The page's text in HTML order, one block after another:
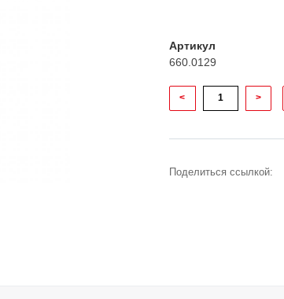
Артикул
660.0129
< >
Поделиться ссылкой: